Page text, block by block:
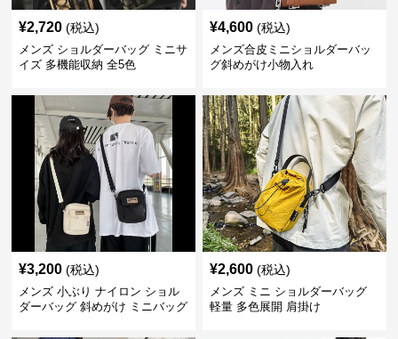
¥2,720 (税込)
メンズ ショルダーバッグ ミニサ
イズ 多機能収納 全5色
¥4,600 (税込)
メンズ合皮ミニショルダーバッ
グ斜めがけ小物入れ
¥3,200 (税込)
メンズ 小ぶり ナイロン ショル
ダーバッグ 斜めがけ ミニバッグ
¥2,600 (税込)
メンズ ミニ ショルダーバッグ
軽量 多色展開 肩掛け